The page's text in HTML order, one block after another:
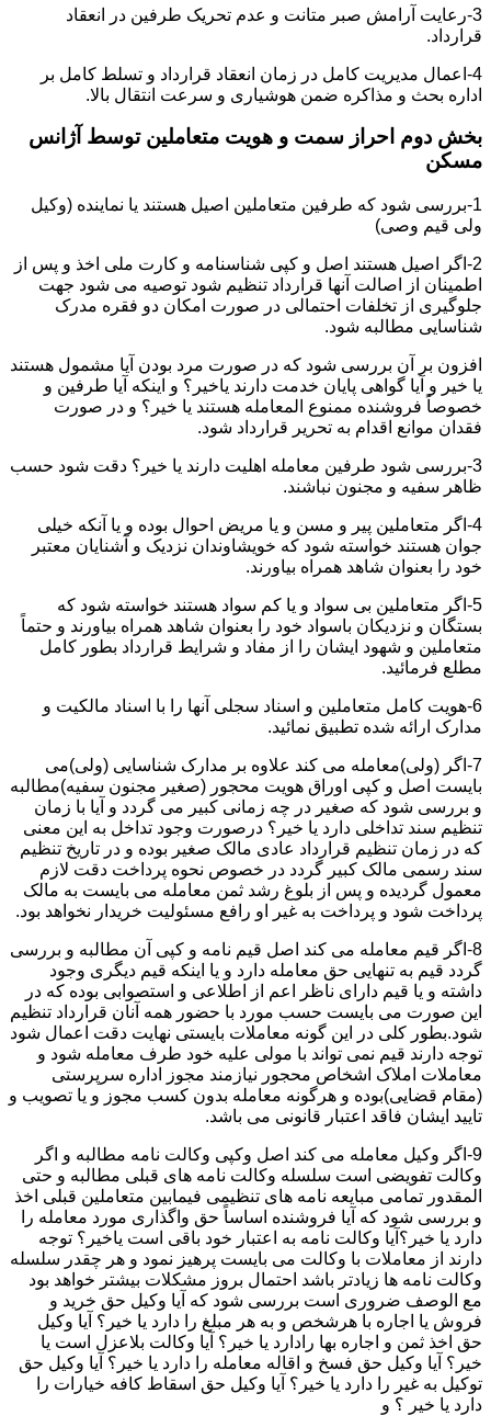
3-رعایت آرامش صبر متانت و عدم تحریک طرفین در انعقاد
قرارداد.
4-اعمال مدیریت کامل در زمان انعقاد قرارداد و تسلط کامل بر
اداره بحث و مذاکره ضمن هوشیاری و سرعت انتقال بالا.
بخش دوم احراز سمت و هویت متعاملین توسط آژانس
مسکن
1-بررسی شود که طرفین متعاملین اصیل هستند یا نماینده (وکیل
ولی قیم وصی)
2-اگر اصیل هستند اصل و کپی شناسنامه و کارت ملی اخذ و پس از
اطمینان از اصالت آنها قرارداد تنظیم شود توصیه می شود جهت
جلوگیری از تخلفات احتمالی در صورت امکان دو فقره مدرک
شناسایی مطالبه شود.
افزون بر آن بررسی شود که در صورت مرد بودن آیا مشمول هستند
یا خیر و آیا گواهی پایان خدمت دارند یاخیر؟ و اینکه آیا طرفین و
خصوصاً فروشنده ممنوع المعامله هستند یا خیر؟ و در صورت
فقدان موانع اقدام به تحریر قرارداد شود.
3-بررسی شود طرفین معامله اهلیت دارند یا خیر؟ دقت شود حسب
ظاهر سفیه و مجنون نباشند.
4-اگر متعاملین پیر و مسن و یا مریض احوال بوده و یا آنکه خیلی
جوان هستند خواسته شود که خویشاوندان نزدیک و آشنایان معتبر
خود را بعنوان شاهد همراه بیاورند.
5-اگر متعاملین بی سواد و یا کم سواد هستند خواسته شود که
بستگان و نزدیکان باسواد خود را بعنوان شاهد همراه بیاورند و حتماً
متعاملین و شهود ایشان را از مفاد و شرایط قرارداد بطور کامل
مطلع فرمائید.
6-هویت کامل متعاملین و اسناد سجلی آنها را با اسناد مالکیت و
مدارک ارائه شده تطبیق نمائید.
7-اگر (ولی)معامله می کند علاوه بر مدارک شناسایی (ولی)می
بایست اصل و کپی اوراق هویت محجور (صغیر مجنون سفیه)مطالبه
و بررسی شود که صغیر در چه زمانی کبیر می گردد و آیا با زمان
تنظیم سند تداخلی دارد یا خیر؟ درصورت وجود تداخل به این معنی
که در زمان تنظیم قرارداد عادی مالک صغیر بوده و در تاریخ تنظیم
سند رسمی مالک کبیر گردد در خصوص نحوه پرداخت دقت لازم
معمول گردیده و پس از بلوغ رشد ثمن معامله می بایست به مالک
پرداخت شود و پرداخت به غیر او رافع مسئولیت خریدار نخواهد بود.
8-اگر قیم معامله می کند اصل قیم نامه و کپی آن مطالبه و بررسی
گردد قیم به تنهایی حق معامله دارد و یا اینکه قیم دیگری وجود
داشته و یا قیم دارای ناظر اعم از اطلاعی و استصوابی بوده که در
این صورت می بایست حسب مورد با حضور همه آنان قرارداد تنظیم
شود.بطور کلی در این گونه معاملات بایستی نهایت دقت اعمال شود
توجه دارند قیم نمی تواند با مولی علیه خود طرف معامله شود و
معاملات املاک اشخاص محجور نیازمند مجوز اداره سرپرستی
(مقام قضایی)بوده و هرگونه معامله بدون کسب مجوز و یا تصویب و
تایید ایشان فاقد اعتبار قانونی می باشد.
9-اگر وکیل معامله می کند اصل وکپی وکالت نامه مطالبه و اگر
وکالت تفویضی است سلسله وکالت نامه های قبلی مطالبه و حتی
المقدور تمامی مبایعه نامه های تنظیمی فیمابین متعاملین قبلی اخذ
و بررسی شود که آیا فروشنده اساساً حق واگذاری مورد معامله را
دارد یا خیر؟آیا وکالت نامه به اعتبار خود باقی است یاخیر؟ توجه
دارند از معاملات با وکالت می بایست پرهیز نمود و هر چقدر سلسله
وکالت نامه ها زیادتر باشد احتمال بروز مشکلات بیشتر خواهد بود
مع الوصف ضروری است بررسی شود که آیا وکیل حق خرید و
فروش یا اجاره با هرشخص و به هر مبلغ را دارد یا خیر؟ آیا وکیل
حق اخذ ثمن و اجاره بها رادارد یا خیر؟ آیا وکالت بلاعزل است یا
خیر؟ آیا وکیل حق فسخ و اقاله معامله را دارد یا خیر؟ آیا وکیل حق
توکیل به غیر را دارد یا خیر؟ آیا وکیل حق اسقاط کافه خیارات را
دارد یا خیر ؟ و